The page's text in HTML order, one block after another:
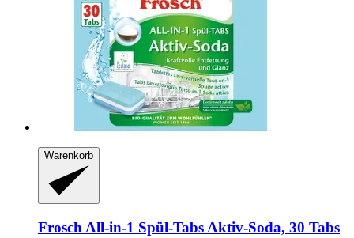
Warenkorb
Frosch All-​in-​1 Spül-​Tabs Aktiv-​Soda, 30 Tabs